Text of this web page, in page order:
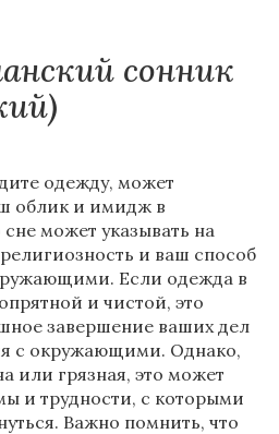
сонник
одежду, может
облик и имидж в
может указывать на
и ваш способ
Если одежда в
и чистой, это
завершение ваших дел
с окружающими. Однако,
или грязная, это может
и трудности, с которыми
Важно помнить, что